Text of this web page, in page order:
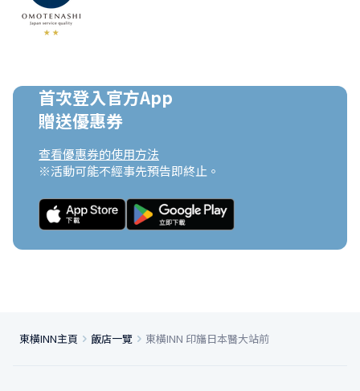
首次登入官方App
贈送優惠券
查看優惠券的使用方法
※活動可能不經事先預告即終止。
東橫INN主頁 飯店一覽 東橫INN 印旛日本醫大站前